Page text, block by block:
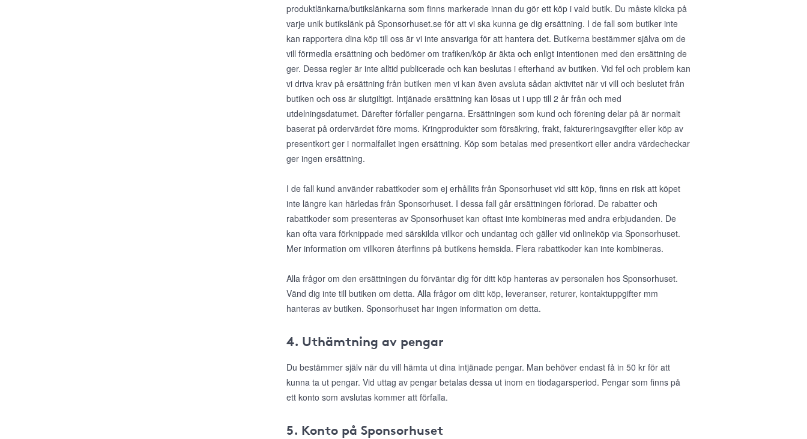
produktlänkarna/butikslänkarna som finns markerade innan du gör ett köp i vald butik. Du måste klicka på
varje unik butikslänk på Sponsorhuset.se för att vi ska kunna ge dig ersättning. I de fall som butiker inte
kan rapportera dina köp till oss är vi inte ansvariga för att hantera det. Butikerna bestämmer själva om de
vill förmedla ersättning och bedömer om trafiken/köp är äkta och enligt intentionen med den ersättning de
ger. Dessa regler är inte alltid publicerade och kan beslutas i efterhand av butiken. Vid fel och problem kan
vi driva krav på ersättning från butiken men vi kan även avsluta sådan aktivitet när vi vill och beslutet från
butiken och oss är slutgiltigt. Intjänade ersättning kan lösas ut i upp till 2 år från och med
utdelningsdatumet. Därefter förfaller pengarna. Ersättningen som kund och förening delar på är normalt
baserat på ordervärdet före moms. Kringprodukter som försäkring, frakt, faktureringsavgifter eller köp av
presentkort ger i normalfallet ingen ersättning. Köp som betalas med presentkort eller andra värdecheckar
ger ingen ersättning.
I de fall kund använder rabattkoder som ej erhållits från Sponsorhuset vid sitt köp, finns en risk att köpet
inte längre kan härledas från Sponsorhuset. I dessa fall går ersättningen förlorad. De rabatter och
rabattkoder som presenteras av Sponsorhuset kan oftast inte kombineras med andra erbjudanden. De
kan ofta vara förknippade med särskilda villkor och undantag och gäller vid onlineköp via Sponsorhuset.
Mer information om villkoren återfinns på butikens hemsida. Flera rabattkoder kan inte kombineras.
Alla frågor om den ersättningen du förväntar dig för ditt köp hanteras av personalen hos Sponsorhuset.
Vänd dig inte till butiken om detta. Alla frågor om ditt köp, leveranser, returer, kontaktuppgifter mm
hanteras av butiken. Sponsorhuset har ingen information om detta.
4. Uthämtning av pengar
Du bestämmer själv när du vill hämta ut dina intjänade pengar. Man behöver endast få in 50 kr för att
kunna ta ut pengar. Vid uttag av pengar betalas dessa ut inom en tiodagarsperiod. Pengar som finns på
ett konto som avslutas kommer att förfalla.
5. Konto på Sponsorhuset